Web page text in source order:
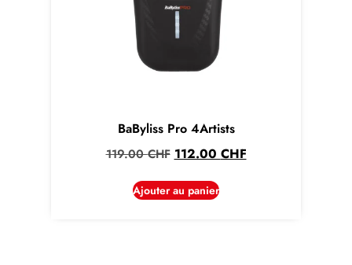
BaByliss Pro 4Artists
119.00CHF 112.00 CHF
Ajouter au panier